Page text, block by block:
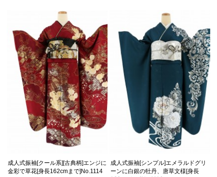
成人式振袖[クール系][古典柄]エンジに
金彩で草花[身長162cmまで]No.1114
成人式振袖[シンプル]エメラルドグリ
ーンに白銀の牡丹、唐草文様[身長